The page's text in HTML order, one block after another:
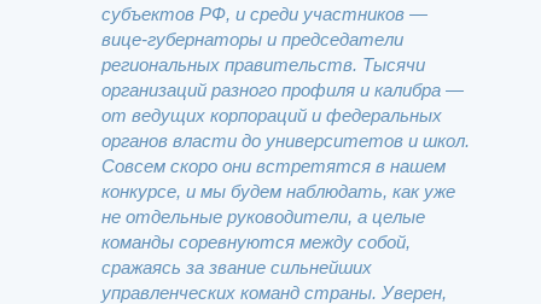
субъектов РФ, и среди участников —
вице-губернаторы и председатели
региональных правительств. Тысячи
организаций разного профиля и калибра —
от ведущих корпораций и федеральных
органов власти до университетов и школ.
Совсем скоро они встретятся в нашем
конкурсе, и мы будем наблюдать, как уже
не отдельные руководители, а целые
команды соревнуются между собой,
сражаясь за звание сильнейших
управленческих команд страны. Уверен,